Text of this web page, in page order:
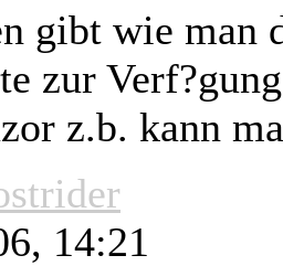
gibt wie man
zur
z.b. kann
14:21